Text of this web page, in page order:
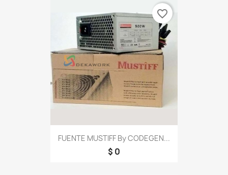
FUENTE MUSTIFF By CODEGEN...
$ 0
favorite_border